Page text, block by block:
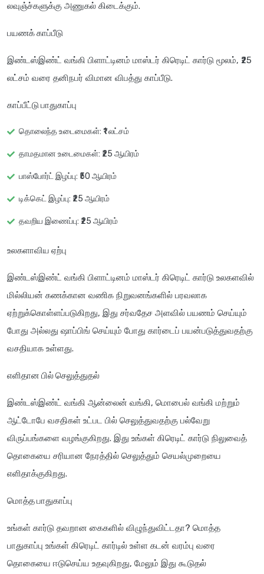
லவுஞ்ச்களுக்கு அணுகல் கிடைக்கும்.
பயணக் காப்பீடு
இண்டஸ்இண்ட் வங்கி பிளாட்டினம் மாஸ்டர் கிரெடிட் கார்டு மூலம், ₹25
லட்சம் வரை தனிநபர் விமான விபத்து காப்பீடு.
காப்பீட்டு பாதுகாப்பு
தொலைந்த உடைமைகள்: ₹1 லட்சம்
தாமதமான உடைமைகள்: ₹25 ஆயிரம்
பாஸ்போர்ட் இழப்பு: ₹50 ஆயிரம்
டிக்கெட் இழப்பு: ₹25 ஆயிரம்
தவறிய இணைப்பு: ₹25 ஆயிரம்
உலகளாவிய ஏற்பு
இண்டஸ்இண்ட் வங்கி பிளாட்டினம் மாஸ்டர் கிரெடிட் கார்டு உலகளவில்
மில்லியன் கணக்கான வணிக நிறுவனங்களில் பரவலாக
ஏற்றுக்கொள்ளப்படுகிறது, இது சர்வதேச அளவில் பயணம் செய்யும்
போது அல்லது ஷாப்பிங் செய்யும் போது கார்டைப் பயன்படுத்துவதற்கு
வசதியாக உள்ளது.
எளிதான பில் செலுத்துதல்
இண்டஸ்இண்ட் வங்கி ஆன்லைன் வங்கி, மொபைல் வங்கி மற்றும்
ஆட்டோபே வசதிகள் உட்பட பில் செலுத்துவதற்கு பல்வேறு
விருப்பங்களை வழங்குகிறது. இது உங்கள் கிரெடிட் கார்டு நிலுவைத்
தொகையை சரியான நேரத்தில் செலுத்தும் செயல்முறையை
எளிதாக்குகிறது.
மொத்த பாதுகாப்பு
உங்கள் கார்டு தவறான கைகளில் விழுந்துவிட்டதா? மொத்த
பாதுகாப்பு உங்கள் கிரெடிட் கார்டில் உள்ள கடன் வரம்பு வரை
தொகையை ஈடுசெய்ய உதவுகிறது, மேலும் இது கூடுதல்